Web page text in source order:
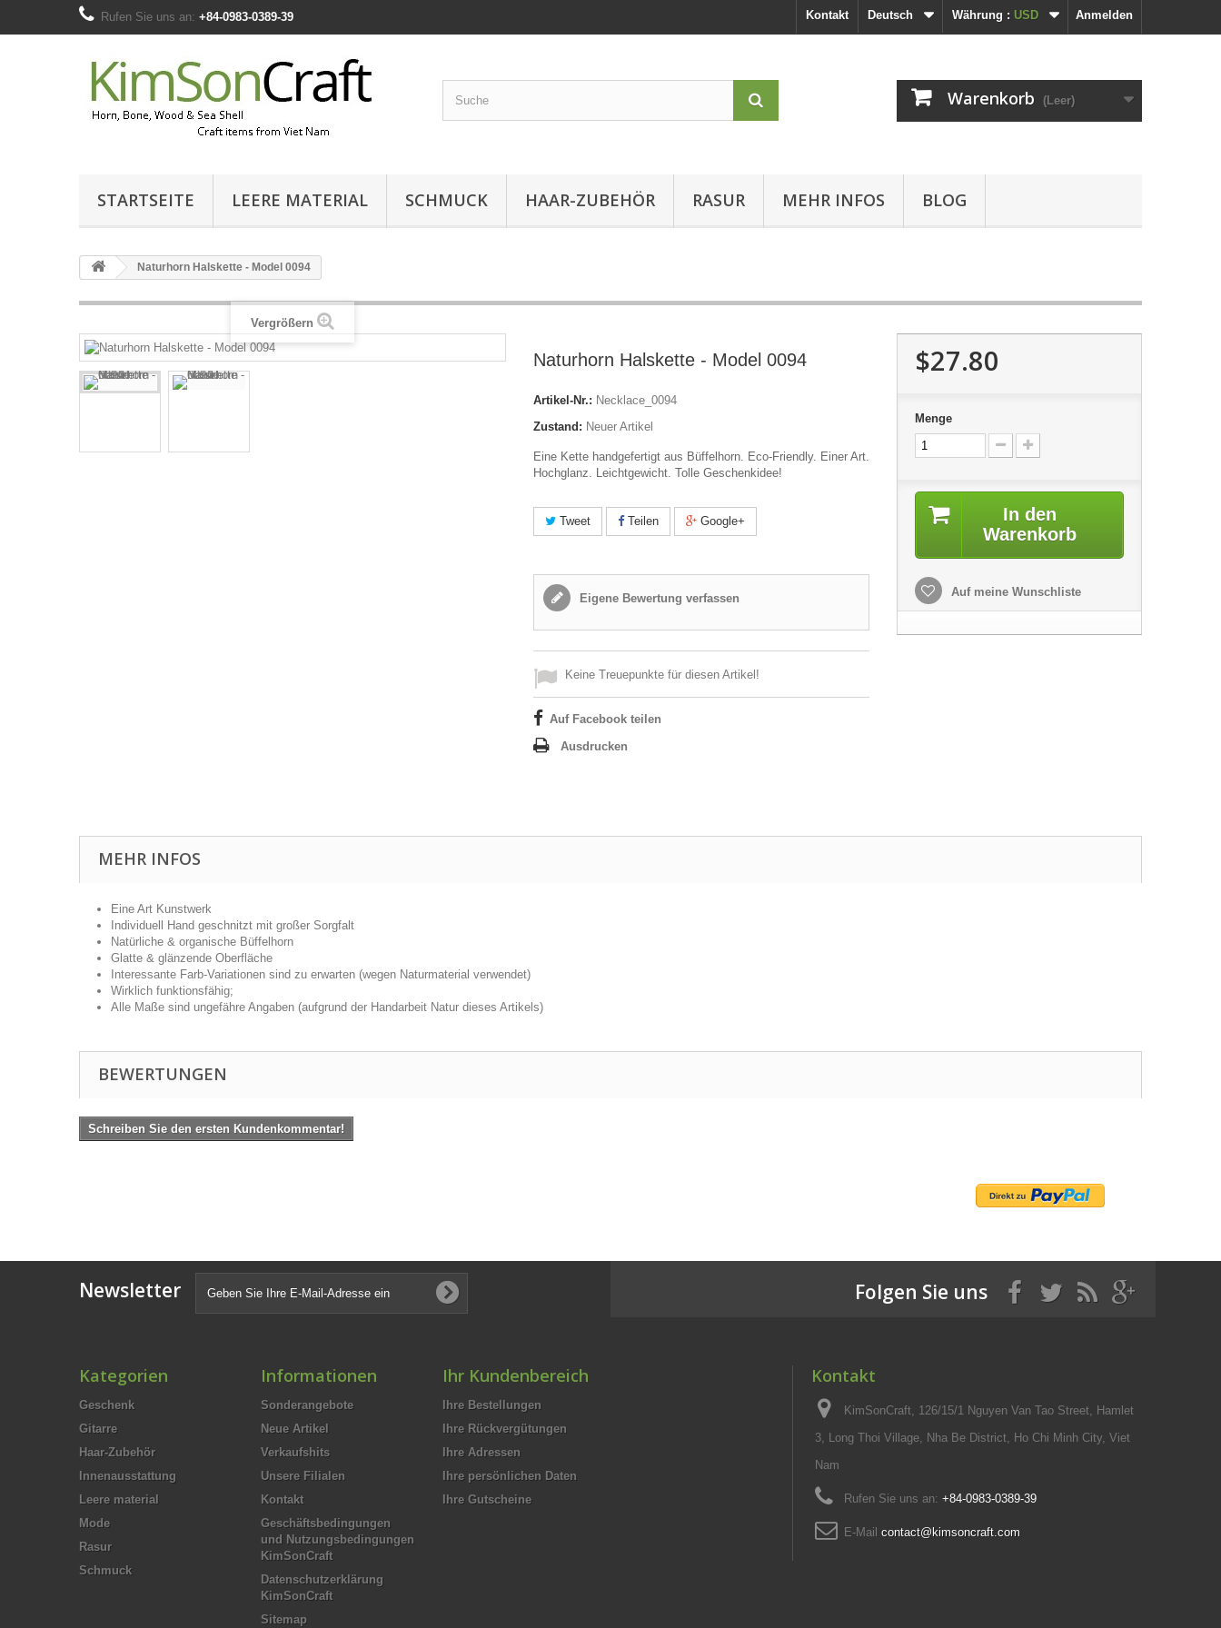
Anmelden
Währung : USD
Deutsch
Kontakt
Rufen Sie uns an: +84-0983-0389-39
Warenkorb (Leer)
STARTSEITE LEERE MATERIAL SCHMUCK HAAR-ZUBEHÖR RASUR MEHR INFOS BLOG
Naturhorn Halskette - Model 0094
Vergrößern
Naturhorn Halskette - Model 0094
Artikel-Nr.: Necklace_0094
Zustand: Neuer Artikel
Eine Kette handgefertigt aus Büffelhorn. Eco-Friendly. Einer Art.
Hochglanz. Leichtgewicht. Tolle Geschenkidee!
Tweet Teilen Google+
Eigene Bewertung verfassen
Keine Treuepunkte für diesen Artikel!
Auf Facebook teilen
Ausdrucken
$27.80
Menge
In den
Warenkorb
Auf meine Wunschliste
MEHR INFOS
Eine Art Kunstwerk
Individuell Hand geschnitzt mit großer Sorgfalt
Natürliche & organische Büffelhorn
Glatte & glänzende Oberfläche
Interessante Farb-Variationen sind zu erwarten (wegen Naturmaterial verwendet)
Wirklich funktionsfähig;
Alle Maße sind ungefähre Angaben (aufgrund der Handarbeit Natur dieses Artikels)
BEWERTUNGEN
Schreiben Sie den ersten Kundenkommentar!
Newsletter Folgen Sie uns
Kategorien
Geschenk
Gitarre
Haar-Zubehör
Innenausstattung
Leere material
Mode
Rasur
Schmuck
Informationen
Sonderangebote
Neue Artikel
Verkaufshits
Unsere Filialen
Kontakt
Geschäftsbedingungen
und Nutzungsbedingungen
KimSonCraft
Datenschutzerklärung
KimSonCraft
Sitemap
Ihr Kundenbereich
Ihre Bestellungen
Ihre Rückvergütungen
Ihre Adressen
Ihre persönlichen Daten
Ihre Gutscheine
Kontakt
KimSonCraft, 126/15/1 Nguyen Van Tao Street, Hamlet
3, Long Thoi Village, Nha Be District, Ho Chi Minh City, Viet
Nam
Rufen Sie uns an: +84-0983-0389-39
E-Mail contact@kimsoncraft.com